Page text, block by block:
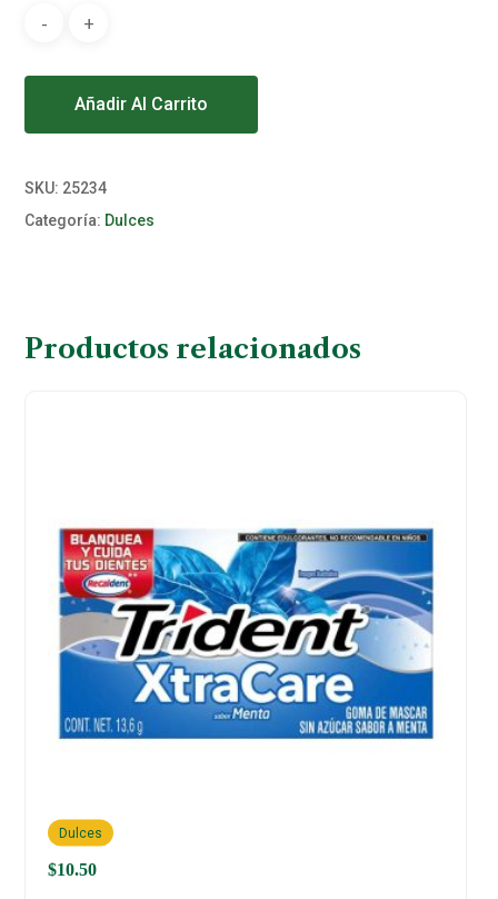
Añadir Al Carrito
SKU: 25234
Categoría: Dulces
Productos relacionados
$10.50
Dulces